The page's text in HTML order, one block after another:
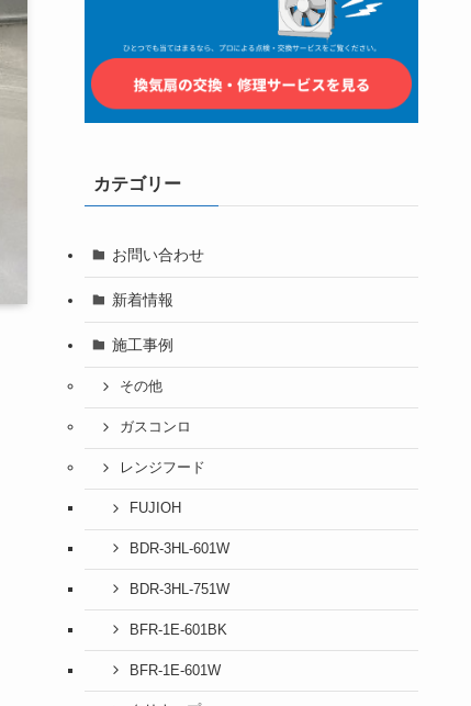
カテゴリー
お問い合わせ
新着情報
施工事例
その他
ガスコンロ
レンジフード
FUJIOH
BDR-3HL-601W
BDR-3HL-751W
BFR-1E-601BK
BFR-1E-601W